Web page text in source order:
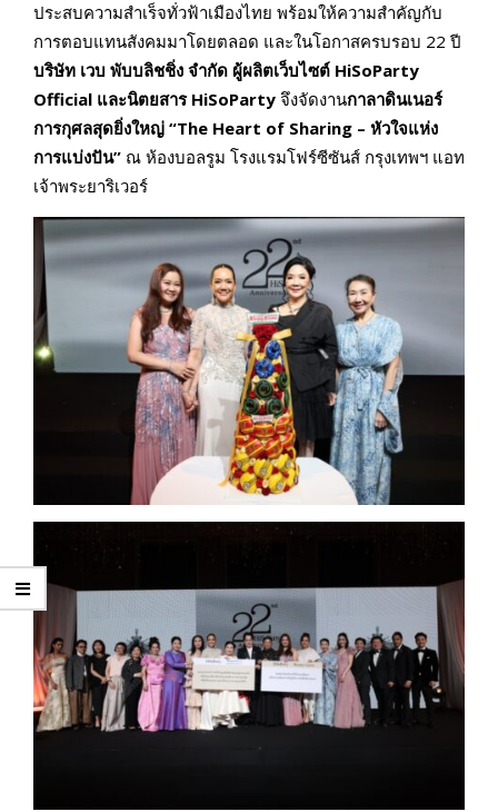
ประสบความสำเร็จทั่วฟ้าเมืองไทย พร้อมให้ความสำคัญกับ
การตอบแทนสังคมมาโดยตลอด และในโอกาสครบรอบ 22 ปี
บริษัท เวบ พับบลิชชิ่ง จำกัด ผู้ผลิตเว็บไซต์ HiSoParty
Official และนิตยสาร HiSoParty จึงจัดงานกาลาดินเนอร์
การกุศลสุดยิ่งใหญ่ “The Heart of Sharing – หัวใจแห่ง
การแบ่งปัน” ณ ห้องบอลรูม โรงแรมโฟร์ซีซันส์ กรุงเทพฯ แอท
เจ้าพระยาริเวอร์